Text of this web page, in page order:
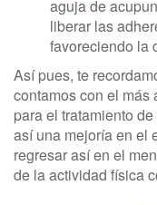
aguja de
liberar las
favoreciendo la
Así pues, te
contamos con el
para el tratamiento
así una mejoría en el
regresar así en el
de la actividad física